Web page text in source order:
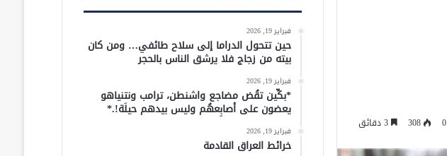
0
308 3 دقائق
فبراير 19, 2026
حين تتحول الدراما إلى سلاح طائفي… ومن كان
بيته من زجاج فلا يرشق الناس بالحجر
فبراير 19, 2026
*بكِّين تقُض مضاجع واشنطن، ترامب ونتنياهو
يعضون على أصابِعهُم وليس بيدهم حيلَة!.*
فبراير 19, 2026
خرائط العراق القادمة